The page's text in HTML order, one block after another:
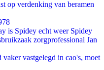
op verdenking van beramen
is Spidey echt weer Spidey
zorgprofessional Jan
vastgelegd in cao's, moet